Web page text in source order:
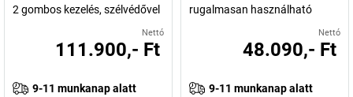
2 gombos kezelés, szélvédővel
Nettó
111.900,- Ft
9-11 munkanap alatt
rugalmasan használható
Nettó
48.090,- Ft
9-11 munkanap alatt